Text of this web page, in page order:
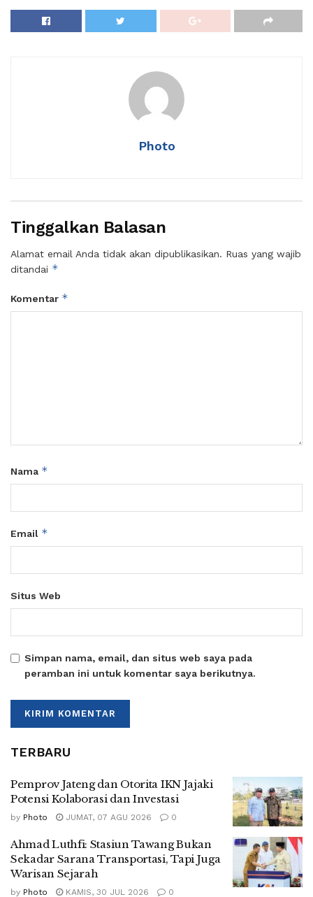
Photo
Tinggalkan Balasan
Alamat email Anda tidak akan dipublikasikan. Ruas yang wajib
ditandai *
Komentar *
Nama *
Email *
Situs Web
Simpan nama, email, dan situs web saya pada
peramban ini untuk komentar saya berikutnya.
TERBARU
Pemprov Jateng dan Otorita IKN Jajaki
Potensi Kolaborasi dan Investasi
by Photo JUMAT, 07 AGU 2026 0
Ahmad Luthfi: Stasiun Tawang Bukan
Sekadar Sarana Transportasi, Tapi Juga
Warisan Sejarah
by Photo KAMIS, 30 JUL 2026 0